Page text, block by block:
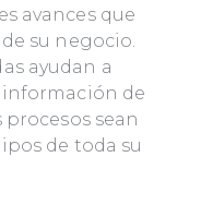
avances que
su negocio.
ayudan a
de
procesos sean
de toda su